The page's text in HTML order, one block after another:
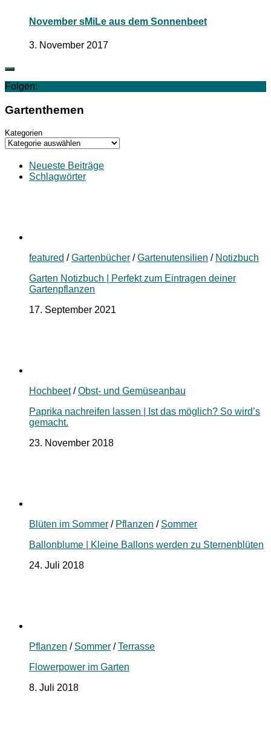
November sMiLe aus dem Sonnenbeet
3. November 2017
Folgen:
Gartenthemen
Kategorien
Neueste Beiträge
Schlagwörter
featured /Gartenbücher /Gartenutensilien / Notizbuch
Garten Notizbuch | Perfekt zum Eintragen deiner
Gartenpflanzen
17. September 2021
Hochbeet/Obst- und Gemüseanbau
Paprika nachreifen lassen | Ist das möglich? So wird’s
gemacht.
23. November 2018
Blüten im Sommer / Pflanzen / Sommer
Ballonblume | Kleine Ballons werden zu Sternenblüten
24. Juli 2018
Pflanzen / Sommer /Terrasse
Flowerpower im Garten
8. Juli 2018